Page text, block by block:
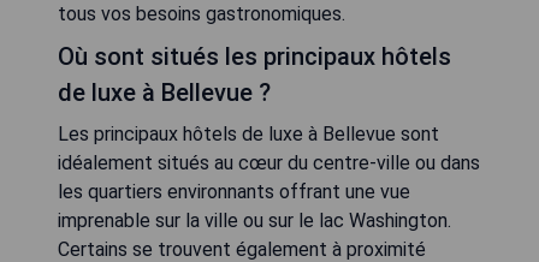
tous vos besoins gastronomiques.
Où sont situés les principaux hôtels
de luxe à Bellevue ?
Les principaux hôtels de luxe à Bellevue sont
idéalement situés au cœur du centre-ville ou dans
les quartiers environnants offrant une vue
imprenable sur la ville ou sur le lac Washington.
Certains se trouvent également à proximité